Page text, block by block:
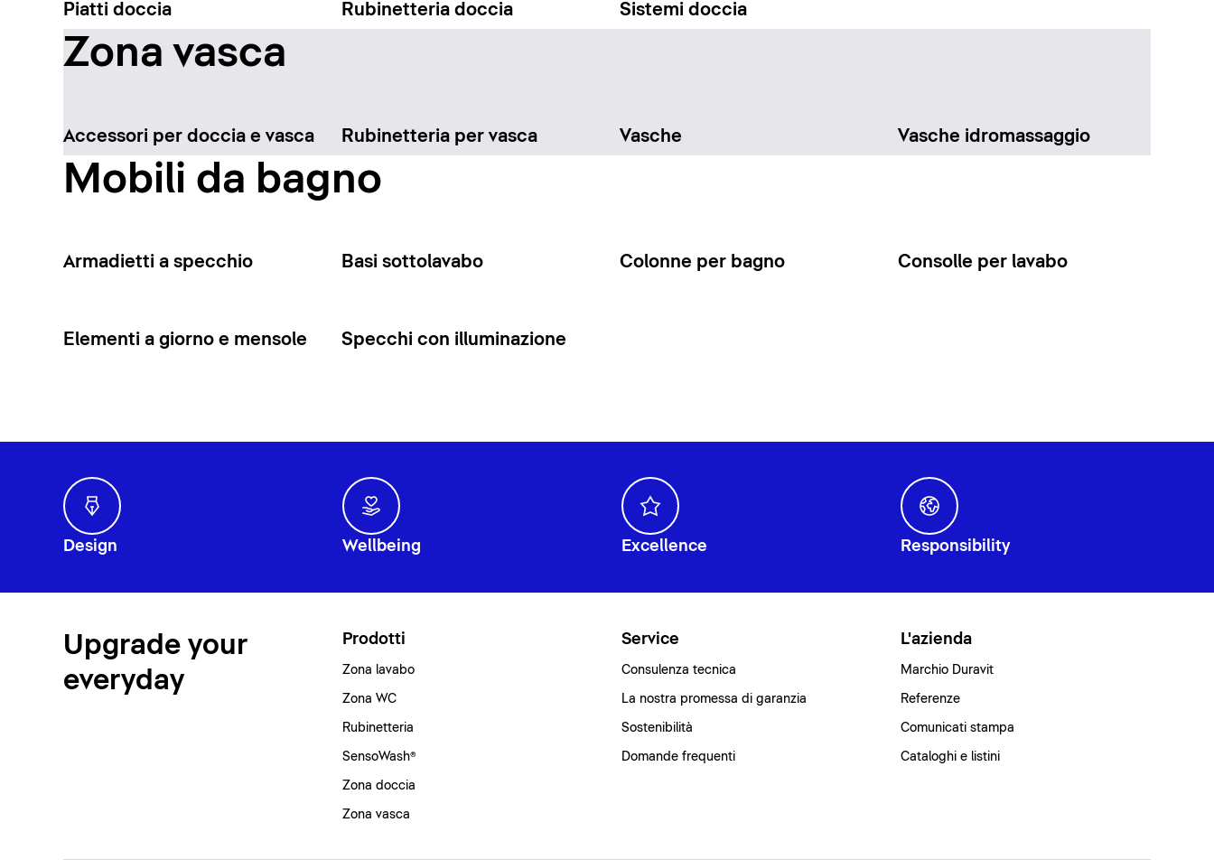
Piatti doccia Rubinetteria doccia Sistemi doccia
Zona vasca
Accessori per doccia e vasca Rubinetteria per vasca Vasche Vasche idromassaggio
Mobili da bagno
Armadietti a specchio Basi sottolavabo Colonne per bagno Consolle per lavabo
Elementi a giorno e mensole Specchi con illuminazione
Design Wellbeing Excellence Responsibility
Upgrade your
everyday
Prodotti
Zona lavabo
Zona WC
Rubinetteria
SensoWash®
Zona doccia
Zona vasca
Service
Consulenza tecnica
La nostra promessa di garanzia
Sostenibilità
Domande frequenti
L'azienda
Marchio Duravit
Referenze
Comunicati stampa
Cataloghi e listini